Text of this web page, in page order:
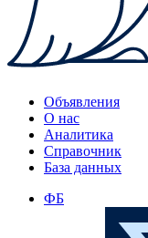
Объявления
О нас
Аналитика
Справочник
База данных
ФБ